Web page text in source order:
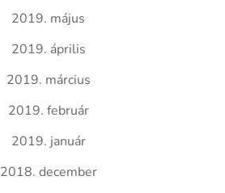
2019. május
2019. április
2019. március
2019. február
2019. január
2018. december